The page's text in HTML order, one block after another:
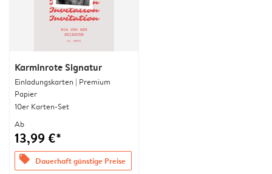
Karminrote Signatur
Einladungskarten | Premium
Papier
10er Karten-Set
Ab
13,99 €*
offers Dauerhaft günstige Preise